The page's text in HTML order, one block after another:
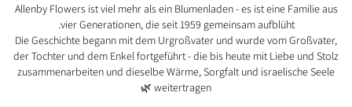
Allenby Flowers ist viel mehr als ein Blumenladen - es ist eine Familie aus
vier Generationen, die seit 1959 gemeinsam aufblüht.
Die Geschichte begann mit dem Urgroßvater und wurde vom Großvater,
der Tochter und dem Enkel fortgeführt - die bis heute mit Liebe und Stolz
zusammenarbeiten und dieselbe Wärme, Sorgfalt und israelische Seele
weitertragen 🌿